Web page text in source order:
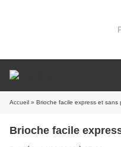
Accueil » Brioche facile express et sans
Brioche facile